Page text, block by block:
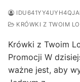
KRÓWKI Z TWOIM
Krówki z Twoim
Promocji W
ważne jest, aby